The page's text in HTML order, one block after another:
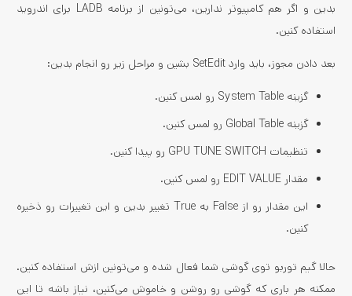
بدین و اگر هم کامپیوتر ندارین، می‌تونین از برنامه LADB برای اندروید
استفاده کنین.
بعد دادن مجوز، باید وارد SetEdit بشین و مراحل زیر رو انجام بدین:
گزینه System Table رو لمس کنین.
گزینه Global Table رو لمس کنین.
تنظیمات GPU TUNE SWITCH رو پیدا کنین.
مقدار EDIT VALUE رو لمس کنین.
این مقدار رو از False به True تغییر بدین و این تغییرات رو ذخیره
کنین.
حالا گیم توربو توی گوشی شما فعال شده و می‌تونین ازش استفاده کنین.
ممکنه هر باری که گوشی رو روشن و خاموش می‌کنین، نیاز باشه تا این